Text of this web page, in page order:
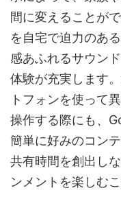
間に変えることが
を自宅で迫力のあ
感あふれるサウン
体験が充実します
トフォンを使って
操作する際にも、
簡単に好みのコン
共有時間を創出し
ンメントを楽しむ